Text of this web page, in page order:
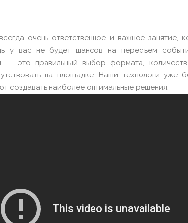
очень ответственное и важное занятие,
у вас не будет шансов на пересъем
— это правильный выбор формата,
на площадке. Наши технологи уже
создавать наиболее оптимальные решения.